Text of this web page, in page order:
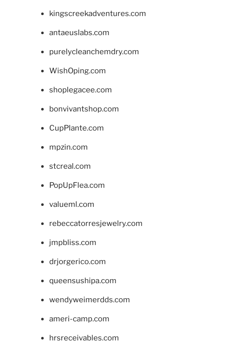
kingscreekadventures.com
antaeuslabs.com
purelycleanchemdry.com
WishOping.com
shoplegacee.com
bonvivantshop.com
CupPlante.com
mpzin.com
stcreal.com
PopUpFlea.com
valueml.com
rebeccatorresjewelry.com
jmpbliss.com
drjorgerico.com
queensushipa.com
wendyweimerdds.com
ameri-camp.com
hrsreceivables.com